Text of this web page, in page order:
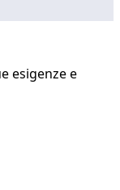
esigenze e